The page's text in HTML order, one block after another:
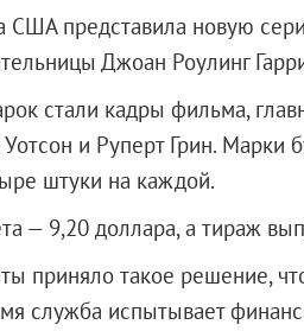
США представила новую
Джоан Роулинг
стали кадры фильма,
и Руперт Грин. Марки
штуки на каждой.
— 9,20 доллара, а тираж
приняло такое решение,
служба испытывает